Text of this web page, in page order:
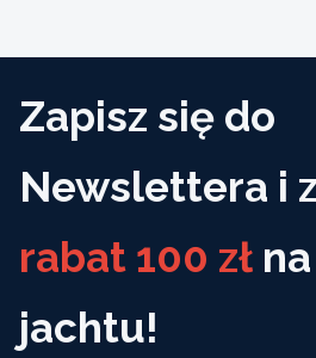
Zapisz się do
Newslettera i
rabat 100 zł
jachtu!